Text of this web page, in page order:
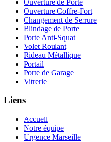
Ouverture de Porte
Ouverture Coffre-Fort
Changement de Serrure
Blindage de Porte
Porte Anti-Squat
Volet Roulant
Rideau Métallique
Portail
Porte de Garage
Vitrerie
Liens
Accueil
Notre équipe
Urgence Marseille